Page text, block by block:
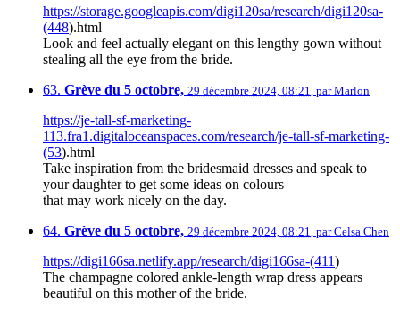
https://storage.googleapis.com/digi120sa/research/digi120sa-
(448).html
Look and feel actually elegant on this lengthy gown without
stealing all the eye from the bride.
63. Grève du 5 octobre, 29 décembre 2024, 08:21 parMarlon
https://je-tall-sf-marketing-
113.fra1.digitaloceanspaces.com/research/je-tall-sf-marketing-
(53).html
Take inspiration from the bridesmaid dresses and speak to
your daughter to get some ideas on colours
that may work nicely on the day.
64. Grève du 5 octobre, 29 décembre 2024, 08:21 parCelsa Chen
https://digi166sa.netlify.app/research/digi166sa-(411)
The champagne colored ankle-length wrap dress appears
beautiful on this mother of the bride.